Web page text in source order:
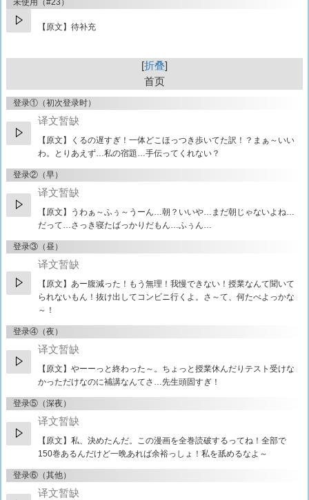
未使用（#23）
【原文】待补充
折叠
首页
登录①（初次登录时）
译文暂缺
【原文】
くるの遅すぎ！一体どこほっつき歩いてた訳！？まぁ～いい
わ。とりあえず…私の宿題…手伝ってくれない？
登录②（早）
译文暂缺
【原文】
うわぁ～ふぅ～うーん…朝？いいや…まだ朝じゃないよね…
だって…さっき寝たばっかりだもん…ふぅん…
登录③（昼）
译文暂缺
【原文】 あー腹減った！もう無理！我慢できない！授業なんて聞いて
られないもん！抜け出してコンビニ行くよ。さ～て、何たべよっかな
～！
登录④（夜）
译文暂缺
【原文】 やーーっと終わった～。ちょっと授業休んだりテスト受けな
かっただけなのに補講なんてさ…先生頭固すぎ！
登录⑤（深夜）
译文暂缺
【原文】 私、決めたんだ。この漫画を全巻読破するってね！全部で
150巻あるんだけど一晩あれば余裕っしょ！私を舐めるなよ～
登录⑥（其他）
译文暂缺